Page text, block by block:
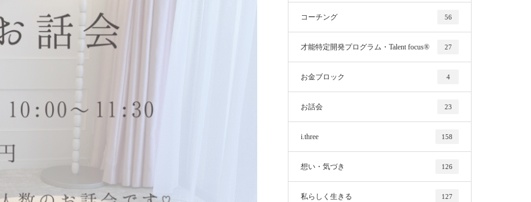
コーチング 56
才能特定開発プログラム・Talent focus® 27
お金ブロック 4
お話会 23
i.three 158
想い・気づき 126
私らしく生きる 127